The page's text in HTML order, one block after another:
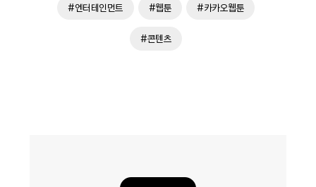
#엔터테인먼트 #웹툰 #카카오웹툰
#콘텐츠